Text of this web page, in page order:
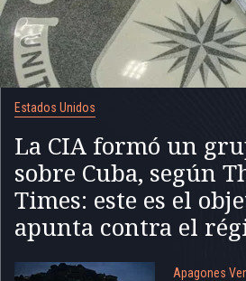
Estados Unidos
La CIA formó un
sobre Cuba, según
Times: este es el
apunta contra el
Apagones